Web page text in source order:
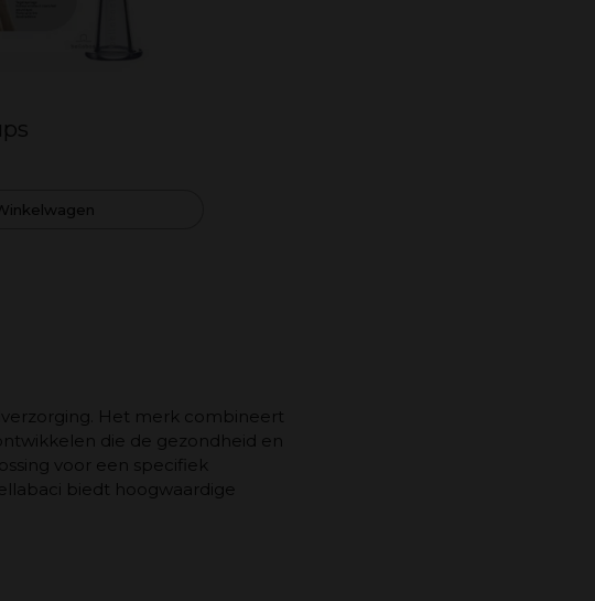
Het merk combineert
die de gezondheid en
voor een specifiek
biedt hoogwaardige